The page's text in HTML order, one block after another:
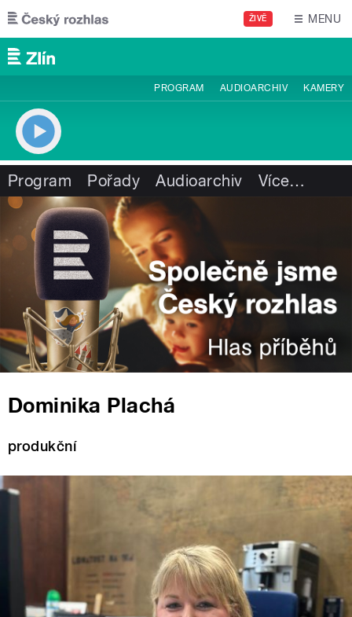
Přejít k hlavnímu obsahu
ŽIVĚ MENU
PROGRAM AUDIOARCHIV KAMERY
Program Pořady Audioarchiv Více…
Dominika Plachá
produkční